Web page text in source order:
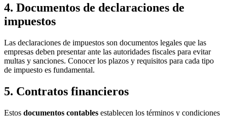
4. Documentos de declaraciones de
impuestos
Las declaraciones de impuestos son documentos legales que las
empresas deben presentar ante las autoridades fiscales para evitar
multas y sanciones. Conocer los plazos y requisitos para cada tipo
de impuesto es fundamental.
5. Contratos financieros
Estos documentos contables establecen los términos y condiciones